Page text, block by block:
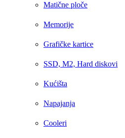
Matične ploče
Memorije
Grafičke kartice
SSD, M2, Hard diskovi
Kućišta
Napajanja
Cooleri